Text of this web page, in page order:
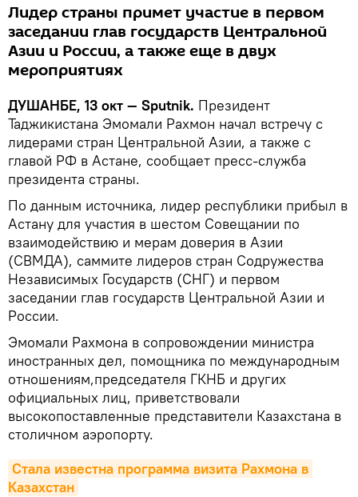
Лидер страны примет участие в первом
заседании глав государств Центральной
Азии и России, а также еще в двух
мероприятиях
ДУШАНБЕ, 13 окт — Sputnik. Президент
Таджикистана Эмомали Рахмон начал встречу с
лидерами стран Центральной Азии, а также с
главой РФ в Астане, сообщает пресс-служба
президента страны.
По данным источника, лидер республики прибыл в
Астану для участия в шестом Совещании по
взаимодействию и мерам доверия в Азии
(СВМДА), саммите лидеров стран Содружества
Независимых Государств (СНГ) и первом
заседании глав государств Центральной Азии и
России.
Эмомали Рахмона в сопровождении министра
иностранных дел, помощника по международным
отношениям,председателя ГКНБ и других
официальных лиц, приветствовали
высокопоставленные представители Казахстана в
столичном аэропорту.
Стала известна программа визита Рахмона в
Казахстан